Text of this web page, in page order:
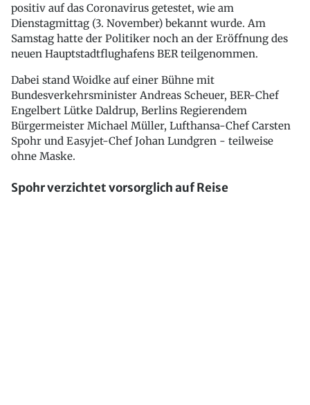
positiv auf das Coronavirus getestet, wie am
Dienstagmittag (3. November) bekannt wurde. Am
Samstag hatte der Politiker noch an der Eröffnung des
neuen Hauptstadtflughafens BER teilgenommen.
Dabei stand Woidke auf einer Bühne mit
Bundesverkehrsminister Andreas Scheuer, BER-Chef
Engelbert Lütke Daldrup, Berlins Regierendem
Bürgermeister Michael Müller, Lufthansa-Chef Carsten
Spohr und Easyjet-Chef Johan Lundgren - teilweise
ohne Maske.
Spohr verzichtet vorsorglich auf Reise